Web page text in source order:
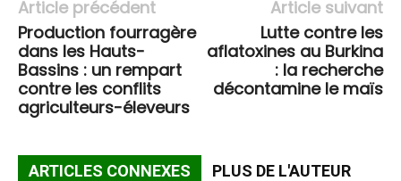
Article précédent
Production fourragère
dans les Hauts-
Bassins : un rempart
contre les conflits
agriculteurs-éleveurs
Article suivant
Lutte contre les
aflatoxines au Burkina
: la recherche
décontamine le maïs
ARTICLES CONNEXES PLUS DE L'AUTEUR